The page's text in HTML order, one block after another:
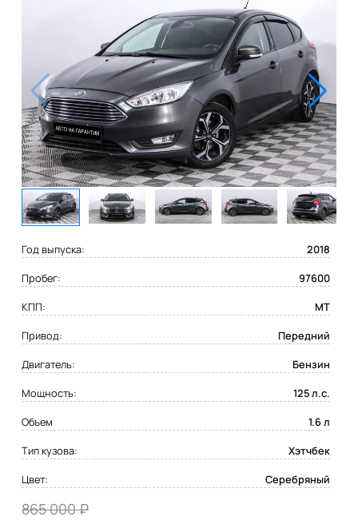
Год выпуска:
2018
Пробег:
97600
КПП:
MT
Привод:
Передний
Двигатель:
Бензин
Мощность:
125 л.с.
Объем
1.6 л
Тип кузова:
Хэтчбек
Цвет:
Серебряный
865 000 ₽